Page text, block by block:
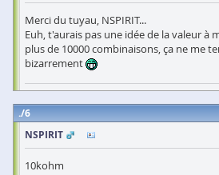
Merci du tuyau, NSPIRIT...
Euh, t'aurais pas une idée de la valeur à
plus de 10000 combinaisons, ça ne me
bizarrement
6
NSPIRIT
10kohm